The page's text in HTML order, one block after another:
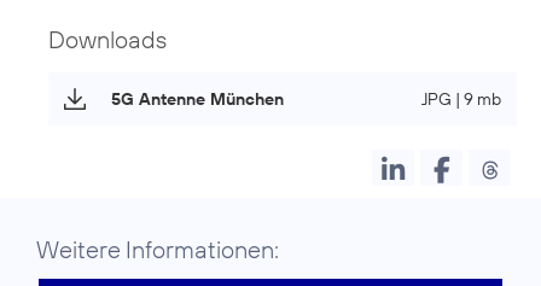
Downloads
5G Antenne München JPG | 9 mb
Weitere Informationen: